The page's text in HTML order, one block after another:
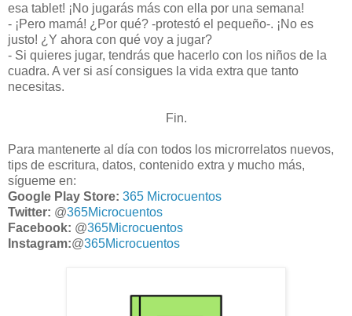
esa tablet! ¡No jugarás más con ella por una semana!
- ¡Pero mamá! ¿Por qué? -protestó el pequeño-. ¡No es
justo! ¿Y ahora con qué voy a jugar?
- Si quieres jugar, tendrás que hacerlo con los niños de la
cuadra. A ver si así consigues la vida extra que tanto
necesitas.
Fin.
Para mantenerte al día con todos los microrrelatos nuevos,
tips de escritura, datos, contenido extra y mucho más,
sígueme en:
Google Play Store: 365 Microcuentos
Twitter: @365Microcuentos
Facebook: @365Microcuentos
Instagram:@365Microcuentos